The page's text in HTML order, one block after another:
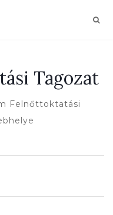
Tagozat
Felnőttoktatási